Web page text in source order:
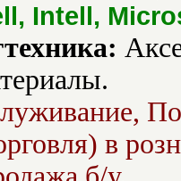
Intell,
в